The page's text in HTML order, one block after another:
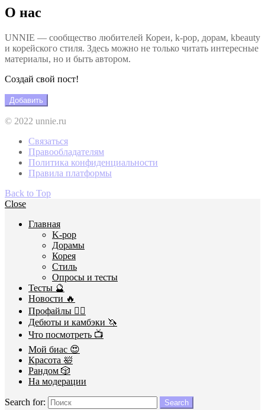
О нас
UNNIE — сообщество любителей Кореи, k-pop, дорам, kbeauty
и корейского стиля. Здесь можно не только читать интересные
материалы, но и быть автором.
Создай свой пост!
Добавить
© 2022 unnie.ru
Связаться
Правообладателям
Политика конфиденциальности
Правила платформы
Back to Top
Close
Главная
K-pop
Дорамы
Корея
Стиль
Опросы и тесты
Тесты 🔮
Новости 🔥
Профайлы 🕵️‍♀️
Дебюты и камбэки 🦄
Что посмотреть 📺
Мой биас 😍
Красота 🛀
Рандом 🎲
На модерации
Search for: Search